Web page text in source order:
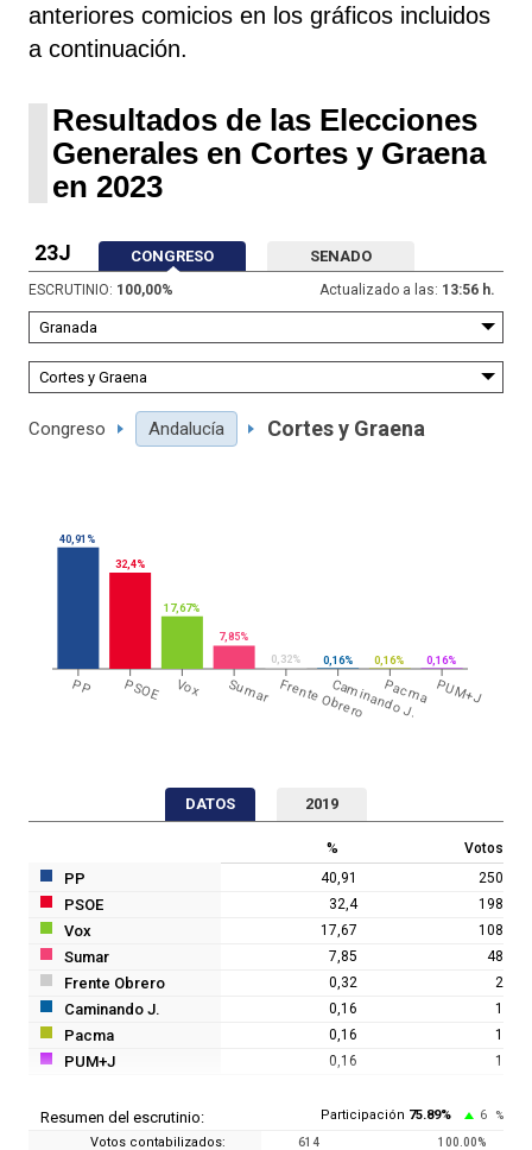
anteriores comicios en los gráficos incluidos
a continuación.
Resultados de las Elecciones
Generales en Cortes y Graena
en 2023
23J CONGRESO SENADO
ESCRUTINIO: 100,00% Actualizado a las: 13:56 h.
Congreso Andalucía Cortes y Graena
PP PSOE Vox Sumar Frente ObreroCaminando J.
Pacma PUM+J
40,91%
32,4%
17,67%
7,85%
0,32% 0,16% 0,16% 0,16%
DATOS 2019
% Votos
PP 40,91 250
PSOE 32,4 198
Vox 17,67 108
Sumar 7,85 48
Frente Obrero 0,32 2
Caminando J. 0,16 1
Pacma 0,16 1
PUM+J 0,16 1
Resumen del escrutinio: Participación 75.89% 6 %
Votos contabilizados: 614 100.00%